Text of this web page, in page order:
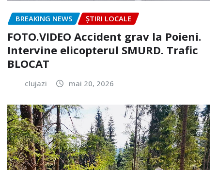
BREAKING NEWS ȘTIRI LOCALE
FOTO.VIDEO Accident grav la Poieni.
Intervine elicopterul SMURD. Trafic
BLOCAT
clujazi mai 20, 2026